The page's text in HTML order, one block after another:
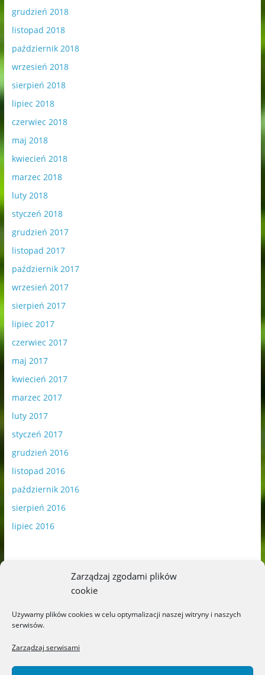
Zarządzaj zgodami plików
cookie
Używamy plików cookies w celu optymalizacji naszej witryny i naszych
serwisów.
Zarządzaj serwisami
grudzień 2018
listopad 2018
październik 2018
wrzesień 2018
sierpień 2018
lipiec 2018
czerwiec 2018
maj 2018
kwiecień 2018
marzec 2018
luty 2018
styczeń 2018
grudzień 2017
listopad 2017
październik 2017
wrzesień 2017
sierpień 2017
lipiec 2017
czerwiec 2017
maj 2017
kwiecień 2017
marzec 2017
luty 2017
styczeń 2017
grudzień 2016
listopad 2016
październik 2016
sierpień 2016
lipiec 2016